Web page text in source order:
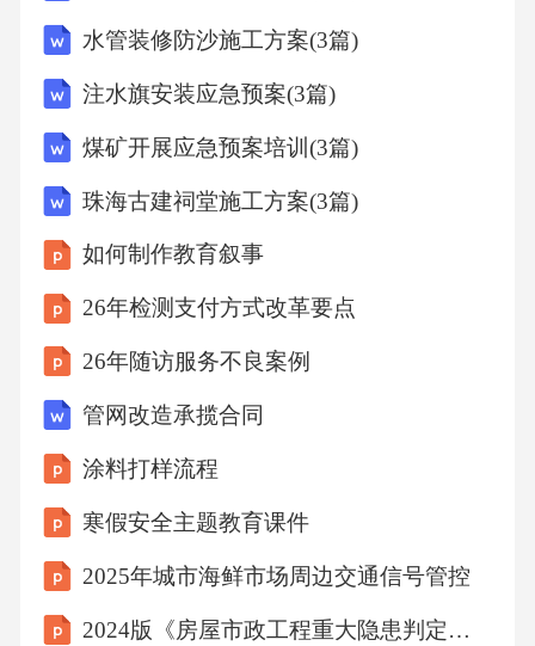
供科学依据和衡量标准。排放标准与规范加强
低碳政策法规的宣传和培训，提高公众对低碳
教育的认知和参与度。政策法规宣传激励政策
落地激励性评价机制建立低碳教育评价体系，
对在低碳教育中表现突出的单位和个人给予表
彰和奖励。03制定低碳教育投融资政策，吸引
社会资本投入低碳教育领域。02投融资支持政
策财政激励措施通过财政补贴、税收减免等激
方协作框架政府主导作用发挥政府在低碳教育
中的主导作用，加强政策引导、资源整合和监
督管理。01企业参与机制鼓励企业积极参与低
碳教育，提供资金、技术、实习等支持，形成
产学研用一体化。02社会组织协同发挥社会组
织在低碳教育中的协同作用，加强行业自律、
水管装修防沙施工方案(3篇)
注水旗安装应急预案(3篇)
煤矿开展应急预案培训(3篇)
珠海古建祠堂施工方案(3篇)
如何制作教育叙事
26年检测支付方式改革要点
26年随访服务不良案例
管网改造承揽合同
涂料打样流程
寒假安全主题教育课件
2025年城市海鲜市场周边交通信号管控
2024版《房屋市政工程重大隐患判定》解读课件（可编辑）